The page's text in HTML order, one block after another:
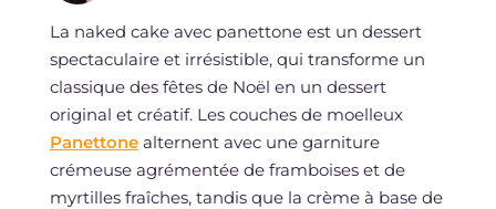
La naked cake avec panettone est un dessert
spectaculaire et irrésistible, qui transforme un
classique des fêtes de Noël en un dessert
original et créatif. Les couches de moelleux
Panettonealternent avec une garniture
crémeuse agrémentée de framboises et de
myrtilles fraîches, tandis que la crème à base de